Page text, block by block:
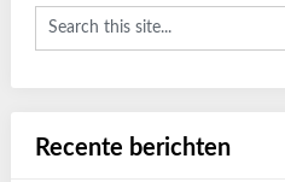
Recente berichten